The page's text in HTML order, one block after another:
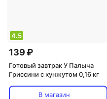
4.5
139 ₽
Готовый завтрак У Палыча
Гриссини с кунжутом 0,16 кг
В магазин